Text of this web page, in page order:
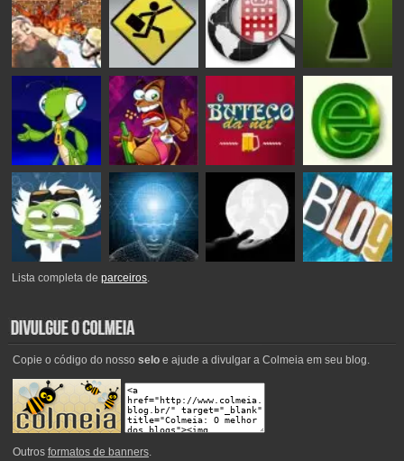
Lista completa deparceiros.
Copie o código do nosso seloe ajude a divulgar a Colmeia em seu blog.
Outros formatos de banners.